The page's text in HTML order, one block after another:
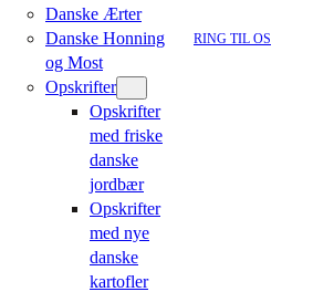
Danske Ærter
Danske Honning
og Most
Opskrifter
Opskrifter
med friske
danske
jordbær
Opskrifter
med nye
danske
kartofler
RING TIL OS